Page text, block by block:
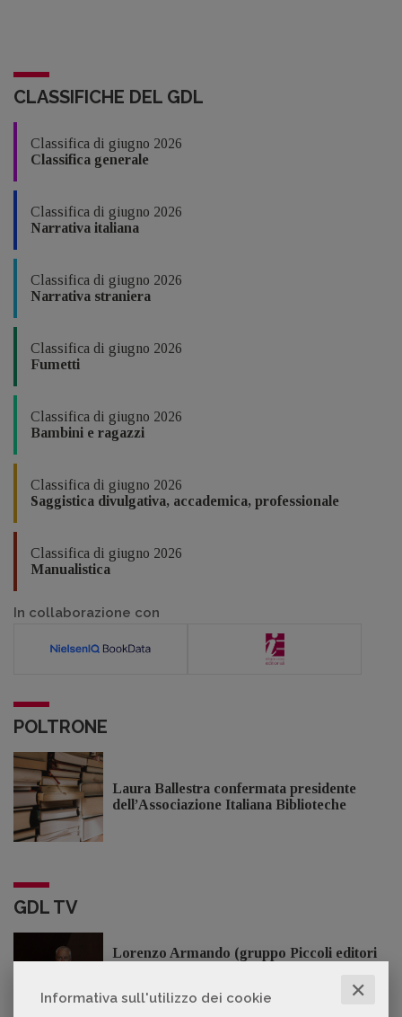
Informativa sull'utilizzo dei cookie ✕
CLASSIFICHE DEL GDL
Classifica di giugno 2026
Classifica generale
Classifica di giugno 2026
Narrativa italiana
Classifica di giugno 2026
Narrativa straniera
Classifica di giugno 2026
Fumetti
Classifica di giugno 2026
Bambini e ragazzi
Classifica di giugno 2026
Saggistica divulgativa, accademica, professionale
Classifica di giugno 2026
Manualistica
In collaborazione con
POLTRONE
Laura Ballestra confermata presidente
dell’Associazione Italiana Biblioteche
GDL TV
Lorenzo Armando (gruppo Piccoli editori
approccio d'impresa»